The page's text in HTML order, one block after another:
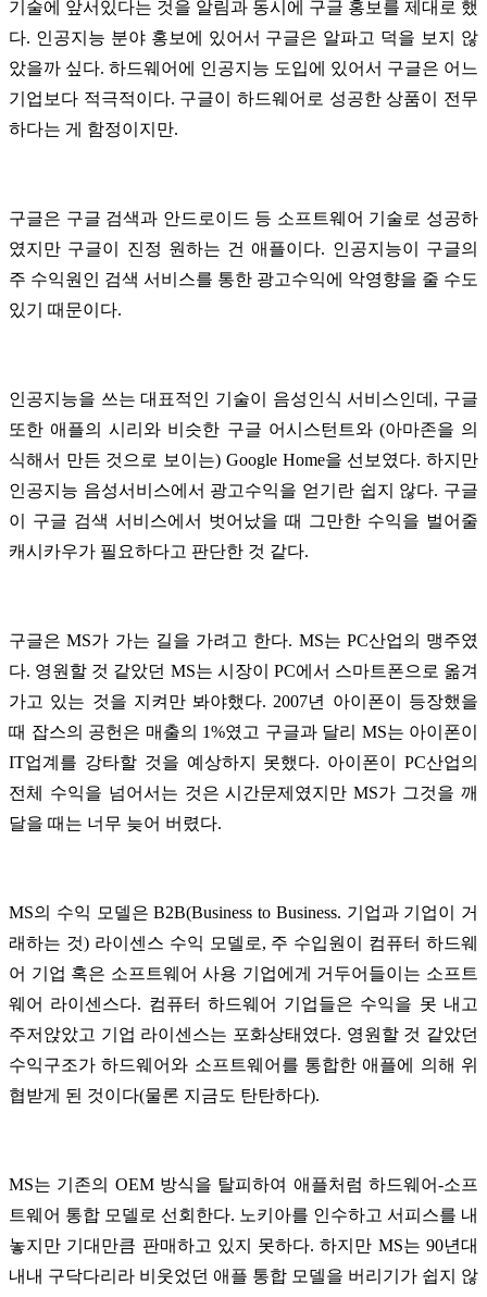
기술에 앞서있다는 것을 알림과 동시에 구글 홍보를 제대로 했
다. 인공지능 분야 홍보에 있어서 구글은 알파고 덕을 보지 않
았을까 싶다. 하드웨어에 인공지능 도입에 있어서 구글은 어느
기업보다 적극적이다. 구글이 하드웨어로 성공한 상품이 전무
하다는 게 함정이지만.
구글은 구글 검색과 안드로이드 등 소프트웨어 기술로 성공하
였지만 구글이 진정 원하는 건 애플이다. 인공지능이 구글의
주 수익원인 검색 서비스를 통한 광고수익에 악영향을 줄 수도
있기 때문이다.
인공지능을 쓰는 대표적인 기술이 음성인식 서비스인데, 구글
또한 애플의 시리와 비슷한 구글 어시스턴트와 (아마존을 의
식해서 만든 것으로 보이는) Google Home을 선보였다. 하지만
인공지능 음성서비스에서 광고수익을 얻기란 쉽지 않다. 구글
이 구글 검색 서비스에서 벗어났을 때 그만한 수익을 벌어줄
캐시카우가 필요하다고 판단한 것 같다.
구글은 MS가 가는 길을 가려고 한다. MS는 PC산업의 맹주였
다. 영원할 것 같았던 MS는 시장이 PC에서 스마트폰으로 옮겨
가고 있는 것을 지켜만 봐야했다. 2007년 아이폰이 등장했을
때 잡스의 공헌은 매출의 1%였고 구글과 달리 MS는 아이폰이
IT업계를 강타할 것을 예상하지 못했다. 아이폰이 PC산업의
전체 수익을 넘어서는 것은 시간문제였지만 MS가 그것을 깨
달을 때는 너무 늦어 버렸다.
MS의 수익 모델은 B2B(Business to Business. 기업과 기업이 거
래하는 것) 라이센스 수익 모델로, 주 수입원이 컴퓨터 하드웨
어 기업 혹은 소프트웨어 사용 기업에게 거두어들이는 소프트
웨어 라이센스다. 컴퓨터 하드웨어 기업들은 수익을 못 내고
주저앉았고 기업 라이센스는 포화상태였다. 영원할 것 같았던
수익구조가 하드웨어와 소프트웨어를 통합한 애플에 의해 위
협받게 된 것이다(물론 지금도 탄탄하다).
MS는 기존의 OEM 방식을 탈피하여 애플처럼 하드웨어-소프
트웨어 통합 모델로 선회한다. 노키아를 인수하고 서피스를 내
놓지만 기대만큼 판매하고 있지 못하다. 하지만 MS는 90년대
내내 구닥다리라 비웃었던 애플 통합 모델을 버리기가 쉽지 않